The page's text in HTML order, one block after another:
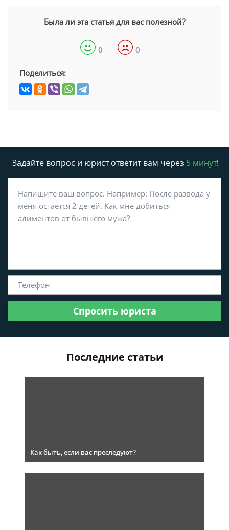
Была ли эта статья для вас полезной?
0 0
Поделиться:
Задайте вопрос и юрист ответит вам через 5 минут!
Спросить юриста
Последние статьи
Как быть, если вас преследуют?